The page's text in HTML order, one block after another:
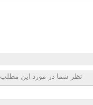
نظر شما در مورد این مطلب